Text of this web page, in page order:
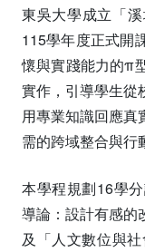
東吳大學成立「
115學年度正式開
懷與實踐能力的π
實作，引導學生從
用專業知識回應真
需的跨域整合與行
本學程規劃16學
導論：設計有感的
及「人文數位與